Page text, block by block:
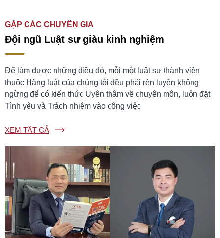
GẶP CÁC CHUYÊN GIA
Đội ngũ Luật sư giàu kinh nghiệm
Để làm được những điều đó, mỗi một luật sư thành viên
thuộc Hãng luật của chúng tôi đều phải rèn luyện không
ngừng để có kiến thức Uyên thâm về chuyên môn, luôn đặt
Tình yêu và Trách nhiệm vào công việc
XEM TẤT CẢ